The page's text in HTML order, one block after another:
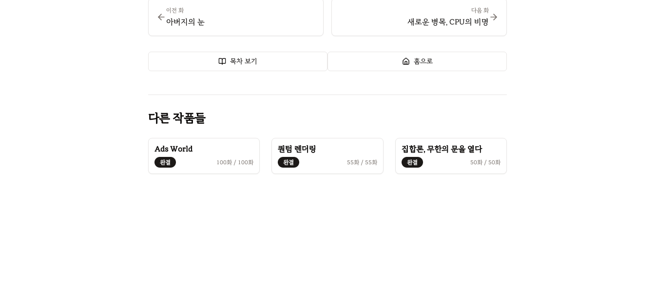
이전 화
아버지의 눈
다음 화
새로운 병목, CPU의 비명
목차 보기 홈으로
다른 작품들
Ads World
완결 100화 / 100화
퀀텀 렌더링
완결 55화 / 55화
집합론, 무한의 문을 열다
완결 50화 / 50화